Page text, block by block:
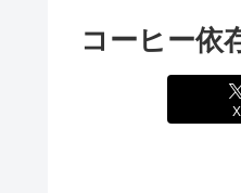
コーヒー依
X